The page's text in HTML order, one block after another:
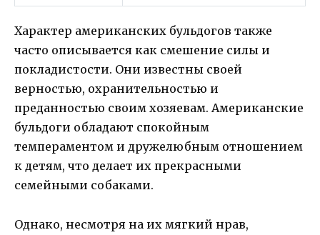
Характер американских бульдогов также
часто описывается как смешение силы и
покладистости. Они известны своей
верностью, охранительностью и
преданностью своим хозяевам. Американские
бульдоги обладают спокойным
темпераментом и дружелюбным отношением
к детям, что делает их прекрасными
семейными собаками.
Однако, несмотря на их мягкий нрав,